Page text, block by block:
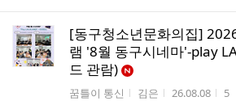
[동구청소년문화의집]
램 '8월 동구시네마'-play
드 관람)
게시판명
꿈틀이 통신 작성자
김은 작성시간
26.08.08 조
5